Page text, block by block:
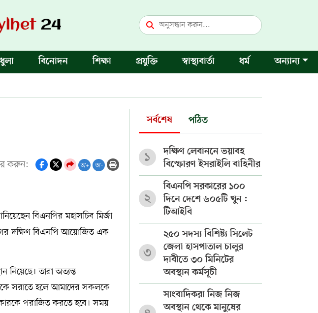
বিনোদন শিক্ষা প্রযুক্তি স্বাস্থ্যবার্তা ধর্ম অন্যান্য
করুন: অ+ অ-
বিএনপির মহাসচিব মির্জা
দক্ষিণ বিএনপি আয়োজিত এক
তারা অত্যন্ত
সরাতে হলে আমাদের সকলকে
পরাজিত করতে হবে। সময়
সর্বশেষ পঠিত
১
দক্ষিণ লেবাননে ভয়াবহ
বিস্ফোরণ ইসরাইলি বাহিনীর
২
বিএনপি সরকারের ১০০
দিনে দেশে ৬০৫টি খুন :
টিআইবি
৩
২৫০ সদস্য বিশিষ্ট্য সিলেট
জেলা হাসপাতাল চালুর
দাবীতে ৩০ মিনিটের
অবস্থান কর্মসূচী
সাংবাদিকরা নিজ নিজ
অবস্থান থেকে মানুষের